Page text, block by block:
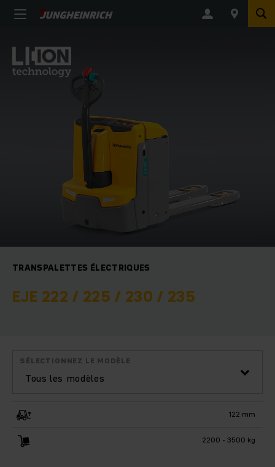
TRANSPALETTES ÉLECTRIQUES
EJE 222 / 225 / 230 / 235
Tous les modèles
SÉLECTIONNEZ LE MODÈLE
122 mm
2200 - 3500 kg